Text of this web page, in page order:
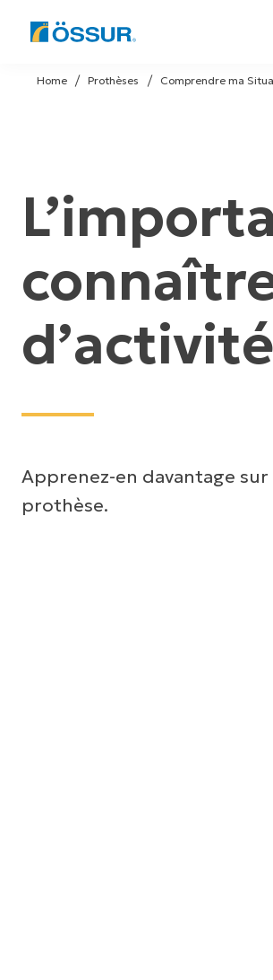
Skip
to
Comprendre ma
Prothèses
Home
Apprenez-en davantage
prothèse.